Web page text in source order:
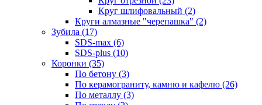
Круг шлифовальный (2)
Круги алмазные "черепашка" (2)
Зубила (17)
SDS-max (6)
SDS-plus (10)
Коронки (35)
По бетону (3)
По керамограниту, камню и кафелю (26)
По металлу (3)